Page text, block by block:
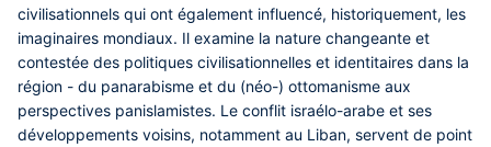
civilisationnels qui ont également influencé, historiquement, les
imaginaires mondiaux. Il examine la nature changeante et
contestée des politiques civilisationnelles et identitaires dans la
région - du panarabisme et du (néo-) ottomanisme aux
perspectives panislamistes. Le conflit israélo-arabe et ses
développements voisins, notamment au Liban, servent de point